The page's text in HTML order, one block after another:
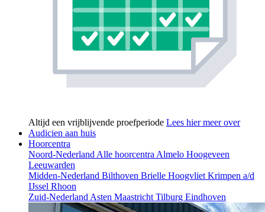
Altijd een vrijblijvende proefperiode Lees hier meer over
Audicien aan huis
Hoorcentra
Noord-NederlandAlle hoorcentraAlmelo Hoogeveen
Leeuwarden
Midden-Nederland Bilthoven Brielle HoogvlietKrimpen a/d
IJssel Rhoon
Zuid-NederlandAsten MaastrichtTilburg Eindhoven